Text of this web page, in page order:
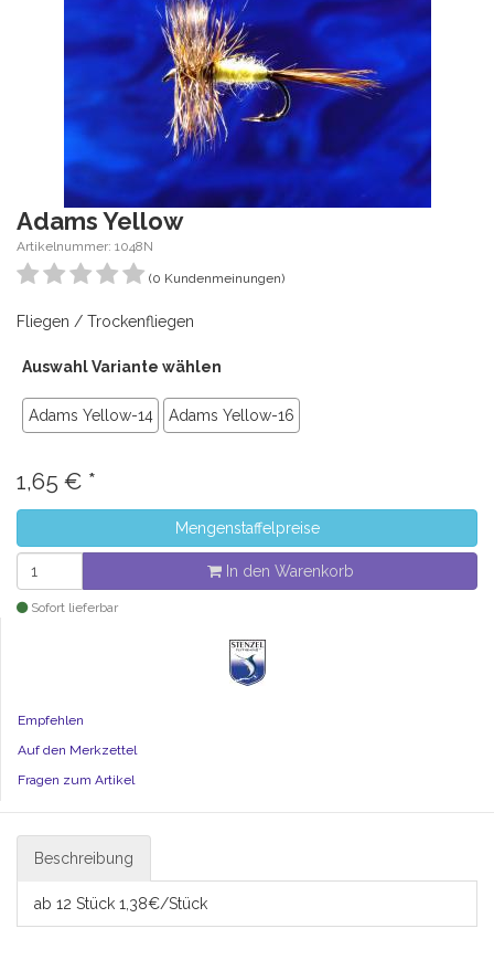
Adams Yellow
Artikelnummer: 1048N
(0 Kundenmeinungen)
Fliegen / Trockenfliegen
Auswahl Variante wählen
Adams Yellow-14 Adams Yellow-16
1,65 € *
Mengenstaffelpreise
In den Warenkorb
Sofort lieferbar
Empfehlen
Auf den Merkzettel
Fragen zum Artikel
Beschreibung
ab 12 Stück 1,38€/Stück